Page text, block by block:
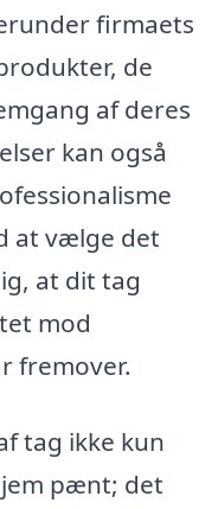
firmaets
de
af deres
kan også
at vælge det
at dit tag
mod
fremover.
tag ikke kun
pænt; det